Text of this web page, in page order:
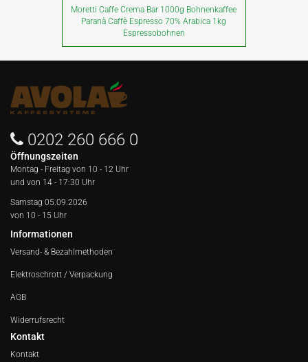
Moretti Caffe Crema Bar 1000g Bohnenkaffee
Paranà Caffè Espresso 70% Arabica 1kg
Espressobohnen
0202 260 666 0
Öffnungszeiten
Montag - Freitag von 10 - 12 Uhr
und von 14 - 17:30 Uhr
Samstag 05.09.2026
von 10 - 15 Uhr
Informationen
Versand- & Bezahlmethoden
Elektroschrott / Verpackung
AGB
Widerrufsrecht
Kontakt
Kontakt